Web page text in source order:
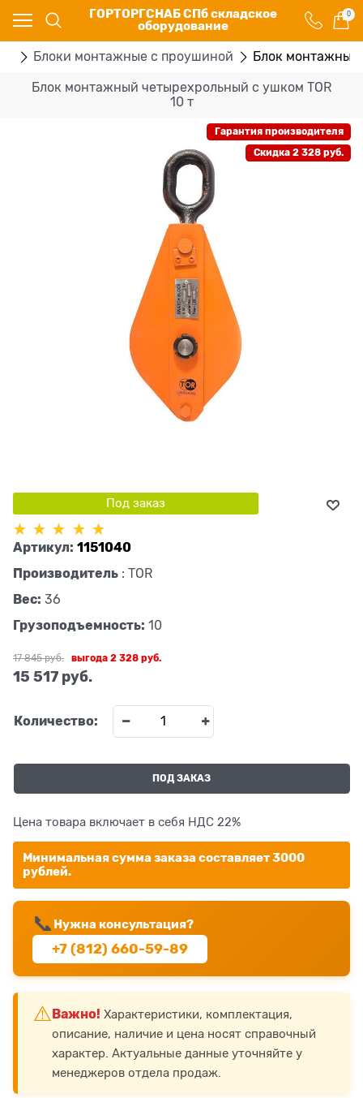
ГОРТОРГСНАБ СПб складское
оборудование
0
Блоки монтажные с проушиной Блок монтажный
Блок монтажный четырехрольный с ушком TOR
10 т
Гарантия производителя
Скидка 2 328 руб.
Под заказ
Артикул: 1151040
Производитель : TOR
Вес: 36
Грузоподъемность: 10
17 845 руб.
15 517 руб.
выгода2 328 руб.
Количество:
ПОД ЗАКАЗ
Цена товара включает в себя НДС 22%
Минимальная сумма заказа составляет 3000
рублей.
📞 Нужна консультация?
+7 (812) 660-59-89
⚠️ Важно! Характеристики, комплектация,
описание, наличие и цена носят справочный
характер. Актуальные данные уточняйте у
менеджеров отдела продаж.